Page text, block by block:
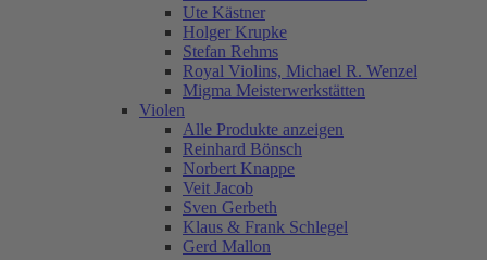
Ute Kästner
Holger Krupke
Stefan Rehms
Royal Violins, Michael R. Wenzel
Migma Meisterwerkstätten
Violen
Alle Produkte anzeigen
Reinhard Bönsch
Norbert Knappe
Veit Jacob
Sven Gerbeth
Klaus & Frank Schlegel
Gerd Mallon